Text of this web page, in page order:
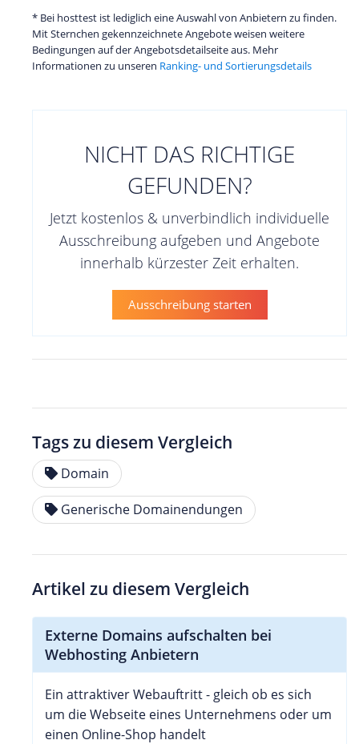
* Bei hosttest ist lediglich eine Auswahl von Anbietern zu finden.
Mit Sternchen gekennzeichnete Angebote weisen weitere
Bedingungen auf der Angebotsdetailseite aus. Mehr
Informationen zu unseren Ranking- und Sortierungsdetails
NICHT DAS RICHTIGE
GEFUNDEN?
Jetzt kostenlos & unverbindlich individuelle
Ausschreibung aufgeben und Angebote
innerhalb kürzester Zeit erhalten.
Ausschreibung starten
Tags zu diesem Vergleich
Domain
Generische Domainendungen
Artikel zu diesem Vergleich
Externe Domains aufschalten bei
Webhosting Anbietern
Ein attraktiver Webauftritt - gleich ob es sich
um die Webseite eines Unternehmens oder um
einen Online-Shop handelt